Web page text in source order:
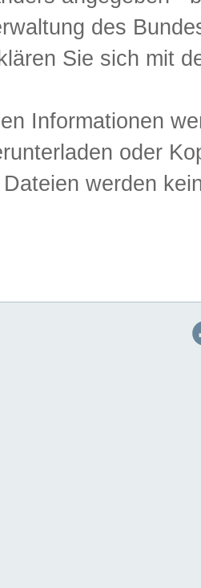
des
Sie sich mit
Informationen
oder
werden